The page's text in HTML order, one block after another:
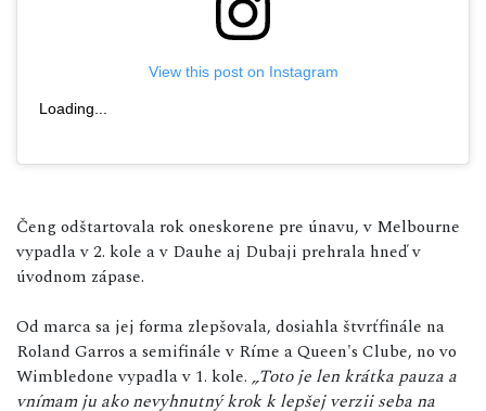
View this post on Instagram
Loading...
Čeng odštartovala rok oneskorene pre únavu, v Melbourne
vypadla v 2. kole a v Dauhe aj Dubaji prehrala hneď v
úvodnom zápase.
Od marca sa jej forma zlepšovala, dosiahla štvrťfinále na
Roland Garros a semifinále v Ríme a Queen's Clube, no vo
Wimbledone vypadla v 1. kole. „Toto je len krátka pauza a
vnímam ju ako nevyhnutný krok k lepšej verzii seba na